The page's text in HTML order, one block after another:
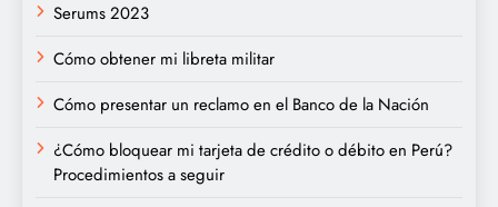
Serums 2023
Cómo obtener mi libreta militar
Cómo presentar un reclamo en el Banco de la Nación
¿Cómo bloquear mi tarjeta de crédito o débito en Perú?
Procedimientos a seguir